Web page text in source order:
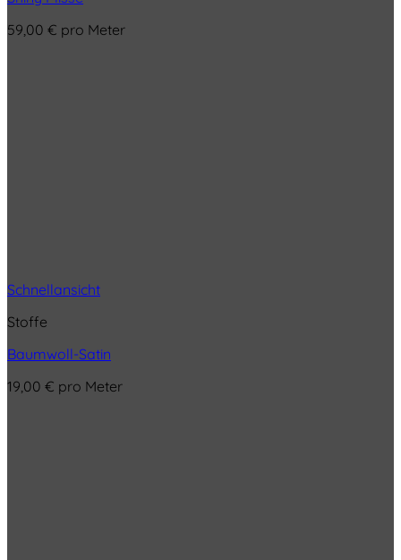
59,00 € pro Meter
Schnellansicht
Stoffe
Baumwoll-Satin
19,00 € pro Meter